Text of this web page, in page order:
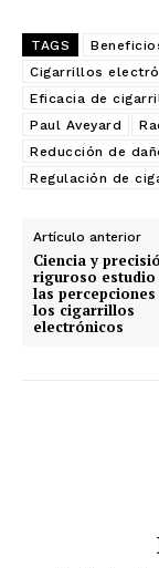
TAGS
Cigarrillos
Eficacia de
Paul Aveyard
Reducción de
Regulación de
Artículo anterior
Ciencia y
riguroso estudio
las
los cigarrillos
electrónicos